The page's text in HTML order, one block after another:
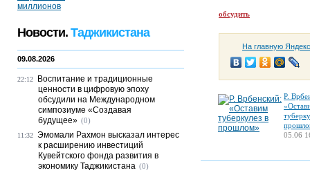
обсудить
На главную
Р.
05.06
Новости. Таджикистана
09.08.2026
22:12
Воспитание и традиционные
ценности в цифровую эпоху
обсудили на Международном
симпозиуме «Создавая
будущее» (0)
11:32 Эмомали Рахмон высказал интерес
к расширению инвестиций
Кувейтского фонда развития в
экономику Таджикистана (0)